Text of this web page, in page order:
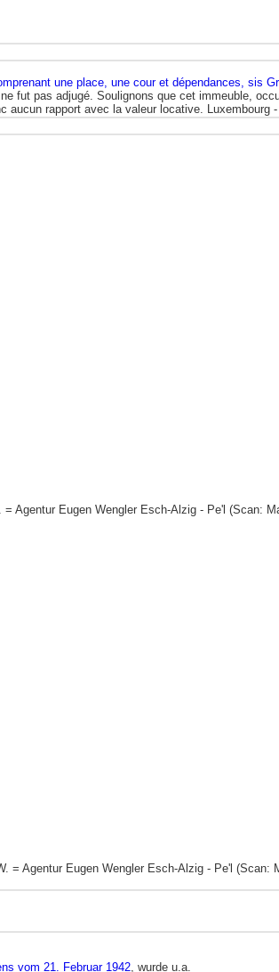
une place, une cour et dépendances, sis
fut pas adjugé. Soulignons que cet immeuble,
rapport avec la valeur locative. Luxembourg
Agentur Eugen Wengler Esch-Alzig - Pe'l (Scan:
= Agentur Eugen Wengler Esch-Alzig - Pe'l (Scan:
vom 21. Februar 1942, wurde u.a.